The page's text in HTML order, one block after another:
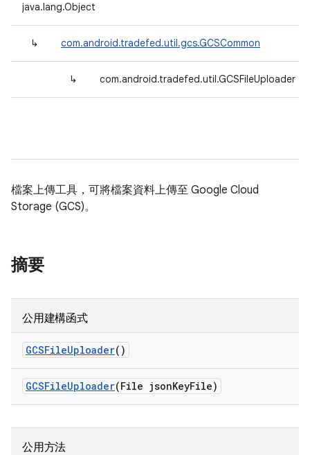
java.lang.Object
↳ com.android.tradefed.util.gcs.GCSCommon
↳ com.android.tradefed.util.GCSFileUploader
檔案上傳工具，可將檔案資料上傳至 Google Cloud
Storage (GCS)。
摘要
公用建構函式
GCSFileUploader()
GCSFileUploader(File jsonKeyFile)
公用方法